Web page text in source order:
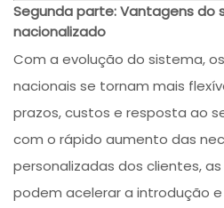
Segunda parte: Vantagens do
nacionalizado
Com a evolução do sistema,
nacionais se tornam mais
prazos, custos e resposta ao
com o rápido aumento das
personalizadas dos clientes,
podem acelerar a introdução